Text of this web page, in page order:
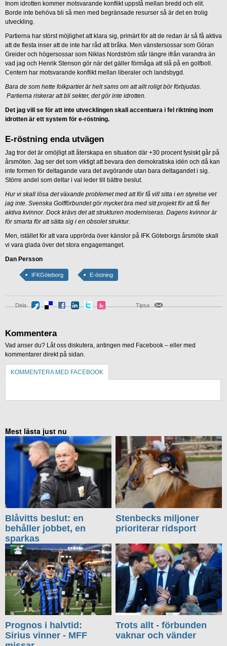
Inom idrotten kommer motsvarande konflikt uppstå mellan bredd och elit.
Borde inte behöva bli så men med begränsade resurser så är det en trolig
utveckling.
Partierna har störst möjlighet att klara sig, primärt för att de redan är så få aktiva
att de flesta inser att de inte har råd att bråka. Men vänstersossar som Göran
Greider och högersossar som Niklas Nordström står längre ifrån varandra än
vad jag och Henrik Stenson gör när det gäller förmåga att slå på en golfboll.
Centern har motsvarande konflikt mellan liberaler och landsbygd.
Bara de som hette folkpartiet är helt sams om att allt roligt bör förbjudas.
Partierna riskerar att bli sekter, det gör inte idrotten.
Det jag vill se för att inte utvecklingen skall accentuera i fel riktning inom
idrotten är ett system för e-röstning.
E-röstning enda utvägen
Jag tror det är omöjligt att återskapa en situation där +30 procent fysiskt går på
årsmöten. Jag ser det som viktigt att bevara den demokratiska idén och då kan
inte formen för deltagande vara det avgörande utan bara deltagandet i sig.
Större andel som deltar i val leder till bättre beslut.
Hur vi skall lösa det växande problemet med att för få vill sitta i en styrelse vet
jag inte. Svenska Golfförbundet gör mycket bra med sitt projekt för att få fler
aktiva kvinnor. Dock krävs det att strukturen moderniseras. Dagens kvinnor är
för smarta för att sätta sig i en obsolet struktur.
Men, istället för att vara upprörda över känslor på IFK Göteborgs årsmöte skall
vi vara glada över det stora engagemanget.
Dan Persson
IFKGöteborg E-östning
Dela Tipsa
Kommentera
Vad anser du? Låt oss diskutera, antingen med Facebook – eller med
kommentarer direkt på sidan.
KOMMENTERA MED FACEBOOK
Mest lästa just nu
Blåvitts beslut: en
behåller jobbet, en
sparkas
Stenbecks miljoner
prioriterar ridsport
Prognos i halvtid:
Sirius vinner - MFF
Trots allt - förbunden
vaknar och vänder